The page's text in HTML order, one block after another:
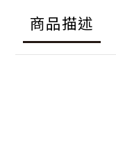
商品描述